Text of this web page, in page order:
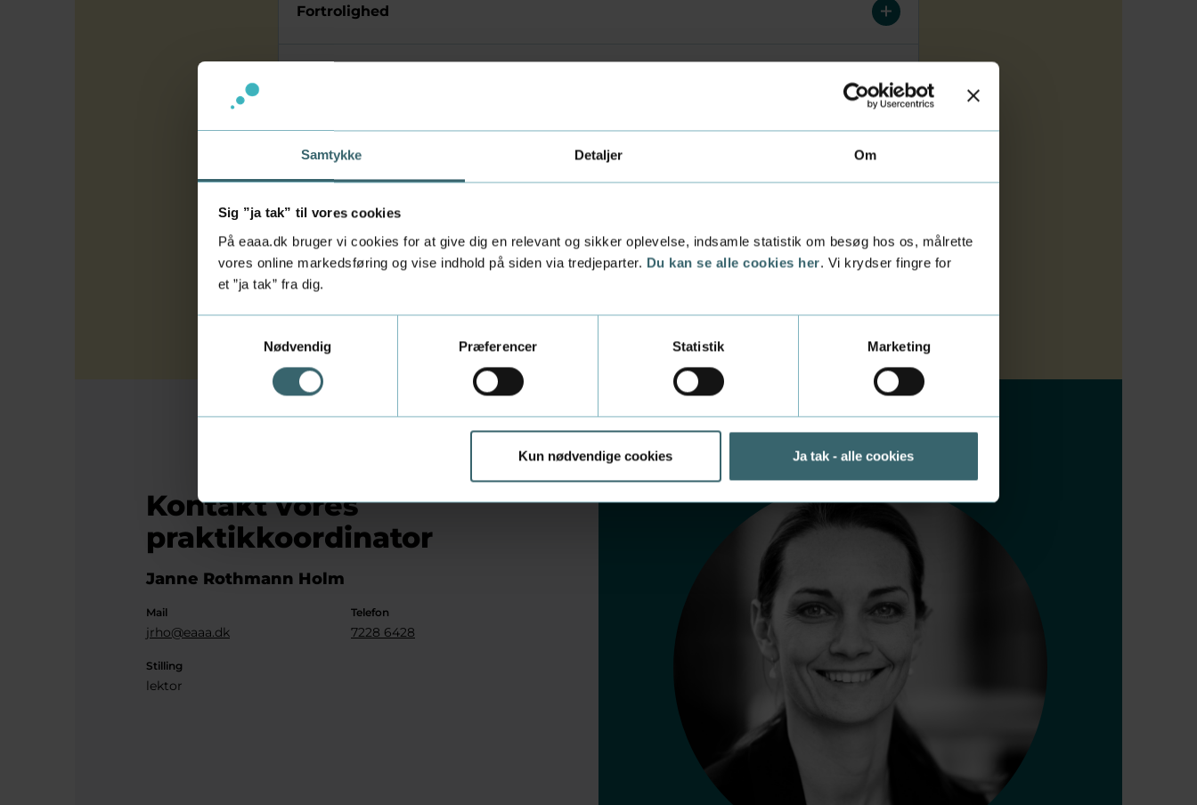
Samtykke Detaljer Om
Sig ”ja tak” til vores cookies
På eaaa.dk bruger vi cookies for at give dig en relevant og sikker oplevelse, indsamle statistik om besøg hos os, målrette
vores online markedsføring og vise indhold på siden via tredjeparter. Du kan se alle cookies her. Vi krydser fingre for
et ”ja tak” fra dig.
Nødvendig
Præferencer Statistik Marketing
Kun nødvendige cookies Ja tak - alle cookies
Fortrolighed
Eksempler på praktikvirksomheder
Sådan får I en praktikant
Kontakt vores
praktikkoordinator
Janne Rothmann Holm
Mail
jrho@eaaa.dk
Telefon
7228 6428
Stilling
lektor